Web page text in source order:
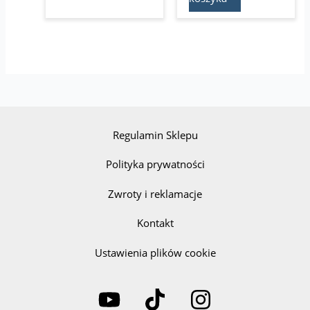
Regulamin Sklepu
Polityka prywatności
Zwroty i reklamacje
Kontakt
Ustawienia plików cookie